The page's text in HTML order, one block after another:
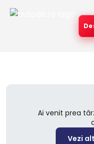
Ai venit prea
Vezi